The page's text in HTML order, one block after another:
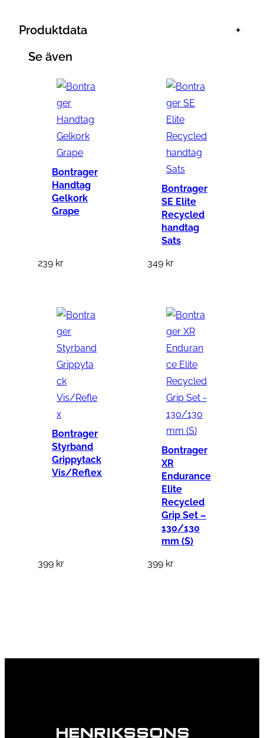
Produktdata
+
Se även
Bontrager
Handtag
Gelkork
Grape
239 kr
Bontrager
SE Elite
Recycled
handtag
Sats
349 kr
Bontrager
Styrband
Grippytack
Vis/Reflex
399 kr
Bontrager
XR
Endurance
Elite
Recycled
Grip Set –
130/130
mm (S)
399 kr